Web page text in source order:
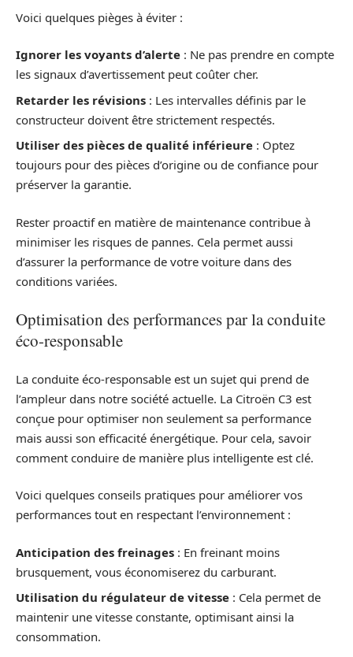
Voici quelques pièges à éviter :
Ignorer les voyants d’alerte : Ne pas prendre en compte
les signaux d’avertissement peut coûter cher.
Retarder les révisions : Les intervalles définis par le
constructeur doivent être strictement respectés.
Utiliser des pièces de qualité inférieure : Optez
toujours pour des pièces d’origine ou de confiance pour
préserver la garantie.
Rester proactif en matière de maintenance contribue à
minimiser les risques de pannes. Cela permet aussi
d’assurer la performance de votre voiture dans des
conditions variées.
Optimisation des performances par la conduite
éco-responsable
La conduite éco-responsable est un sujet qui prend de
l’ampleur dans notre société actuelle. La Citroën C3 est
conçue pour optimiser non seulement sa performance
mais aussi son efficacité énergétique. Pour cela, savoir
comment conduire de manière plus intelligente est clé.
Voici quelques conseils pratiques pour améliorer vos
performances tout en respectant l’environnement :
Anticipation des freinages : En freinant moins
brusquement, vous économiserez du carburant.
Utilisation du régulateur de vitesse : Cela permet de
maintenir une vitesse constante, optimisant ainsi la
consommation.